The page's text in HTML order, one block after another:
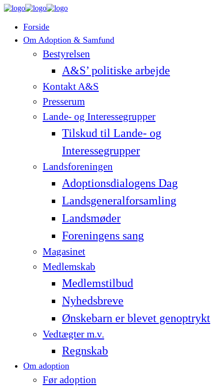
Forside
Om Adoption & Samfund
Bestyrelsen
A&S’ politiske arbejde
Kontakt A&S
Presserum
Lande- og Interessegrupper
Tilskud til Lande- og
Interessegrupper
Landsforeningen
Adoptionsdialogens Dag
Landsgeneralforsamling
Landsmøder
Foreningens sang
Magasinet
Medlemskab
Medlemstilbud
Nyhedsbreve
Ønskebarn er blevet genoptrykt
Vedtægter m.v.
Regnskab
Om adoption
Før adoption